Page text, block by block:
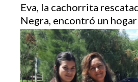
Eva, la cachorrita
Negra, encontró un hogar